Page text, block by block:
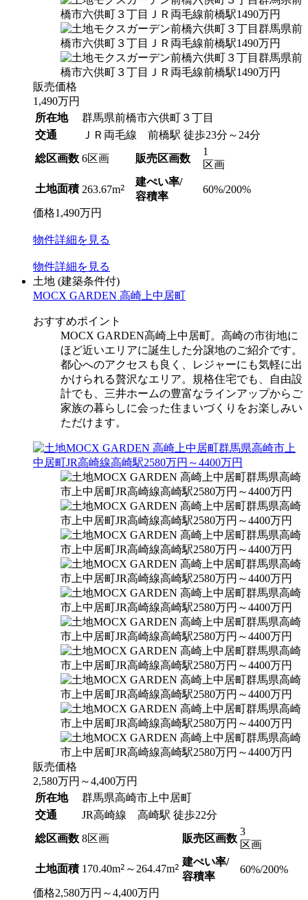
販売価格
1,490万円
所在地
群馬県前橋市六供町３丁目
交通
ＪＲ両毛線 前橋駅 徒歩23分～24分
総区画数 6区画 販売区画数
1
区画
土地面積 263.67m2
建ぺい率/
容積率
60%/200%
価格1,490万円
物件詳細を見る
物件詳細を見る
土地 (建築条件付)
MOCX GARDEN 高崎上中居町
おすすめポイント
MOCX GARDEN高崎上中居町。高崎の市街地に
ほど近いエリアに誕生した分譲地のご紹介です。
都心へのアクセスも良く、レジャーにも気軽に出
かけられる贅沢なエリア。規格住宅でも、自由設
計でも、三井ホームの豊富なラインアップからご
家族の暮らしに会った住まいづくりをお楽しみい
ただけます。
販売価格
2,580万円 ～4,400万円
所在地
群馬県高崎市上中居町
交通
JR高崎線 高崎駅 徒歩22分
総区画数 8区画 販売区画数
3
区画
土地面積 170.40m2 ～264.47m2 建ぺい率/
容積率
60%/200%
価格2,580万円 ～4,400万円